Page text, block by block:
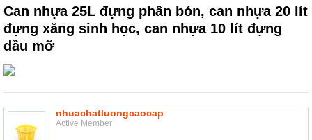
Can nhựa 25L đựng phân bón, can nhựa 20 lít
đựng xăng sinh học, can nhựa 10 lít đựng
dầu mỡ
nhuachatluongcaocap
Active Member